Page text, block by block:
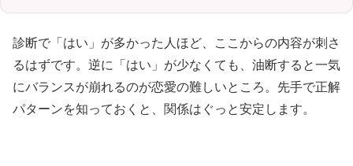
診断で「はい」が多かった人ほど、ここからの内容が刺さ
るはずです。逆に「はい」が少なくても、油断すると一気
にバランスが崩れるのが恋愛の難しいところ。先手で正解
パターンを知っておくと、関係はぐっと安定します。